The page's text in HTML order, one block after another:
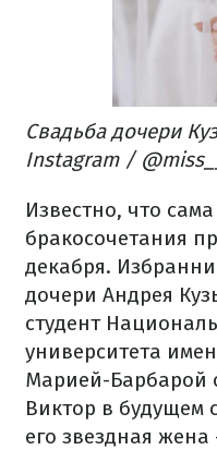
Свадьба дочери
Instagram /
Известно, что
бракосочетания
декабря.
дочери Андрея
студент
университета
Марией-Барбарой
Виктор в будущем
его звездная